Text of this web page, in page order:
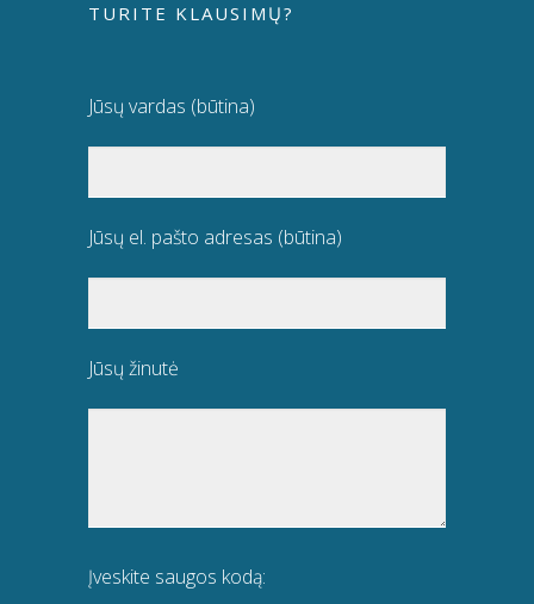
TURITE KLAUSIMŲ?
Jūsų vardas (būtina)
Jūsų el. pašto adresas (būtina)
Jūsų žinutė
Įveskite saugos kodą: